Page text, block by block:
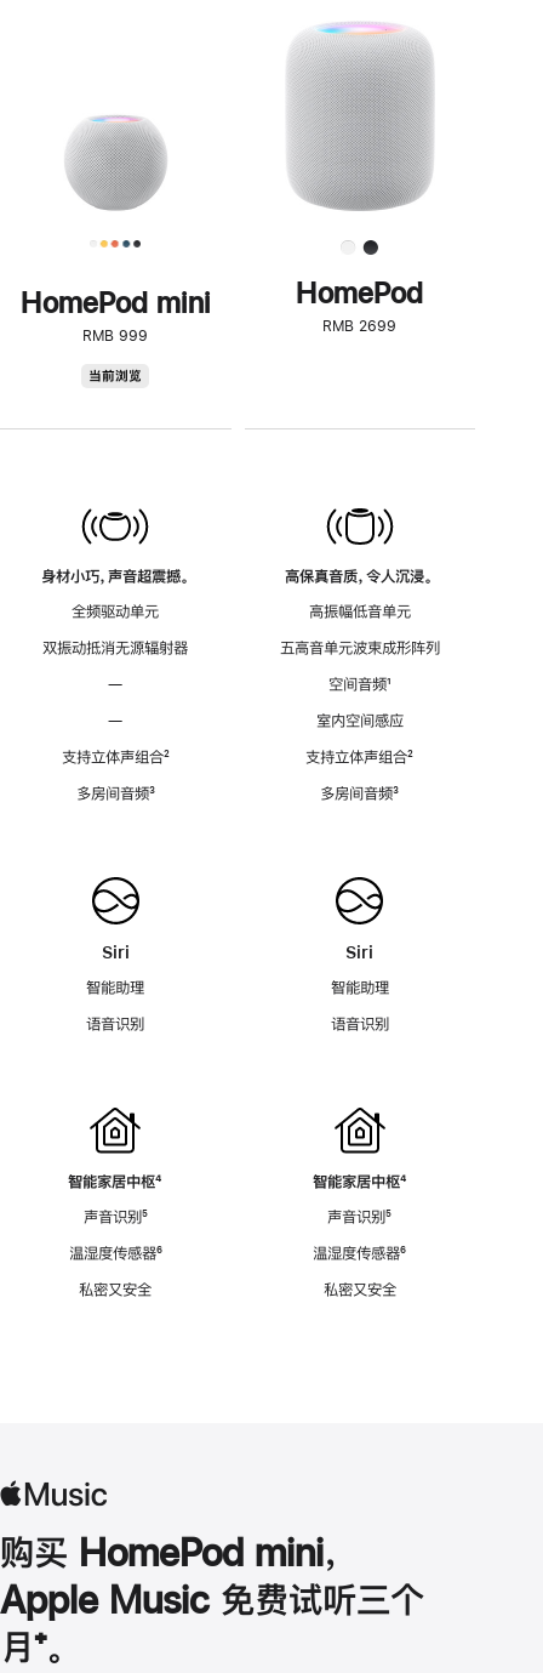
HomePod mini
RMB 999
当前浏览
身材小巧，声音超震撼。
全频驱动单元
双振动抵消无源辐射器
—
—
支持立体声组合脚
²
多房间音频脚
³
Siri
智能助理
语音识别
智能家居中枢脚
⁴
声音识别脚
⁵
温湿度传感器脚
⁶
私密又安全
步
了
解
HomePod<
HomePod
RMB 2699
高保真音质，令人沉浸。
高振幅低音单元
五高音单元波束成形阵列
空间音频脚
¹
室内空间感应
支持立体声组合脚
²
多房间音频脚
³
Siri
智能助理
语音识别
智能家居中枢脚
⁴
声音识别脚
⁵
温湿度传感器脚
⁶
私密又安全
购买 HomePod mini，
Apple Music 免费试听三个
月 脚
⁺。